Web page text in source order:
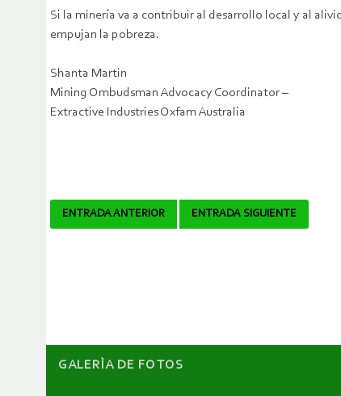
Si la minería va a contribuir al desarrollo local y al
empujan la pobreza.
Shanta Martin
Mining Ombudsman Advocacy Coordinator –
Extractive Industries Oxfam Australia
Navegador
ENTRADA ANTERIOR ENTRADA SIGUIENTE
GALERÌA DE FOTOS